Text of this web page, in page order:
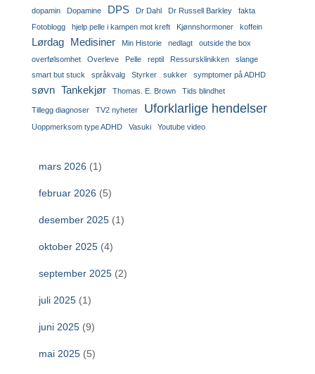
dopamin Dopamine DPS Dr Dahl Dr Russell Barkley
fakta
Fotoblogg
hjelp pelle i kampen mot kreft Kjønnshormoner koffein
Lørdag Medisiner Min Historie nedlagt
outside the box
overfølsomhet
Overleve Pelle reptil Ressursklinikken
slange
smart but stuck
språkvalg Styrker sukker symptomer på ADHD
søvn Tankekjør Thomas. E. Brown Tids blindhet
Tillegg diagnoser TV2 nyheter Uforklarlige hendelser
Uoppmerksom type ADHD Vasuki Youtube video
mars 2026 (1)
februar 2026 (5)
desember 2025 (1)
oktober 2025 (4)
september 2025 (2)
juli 2025 (1)
juni 2025 (9)
mai 2025 (5)